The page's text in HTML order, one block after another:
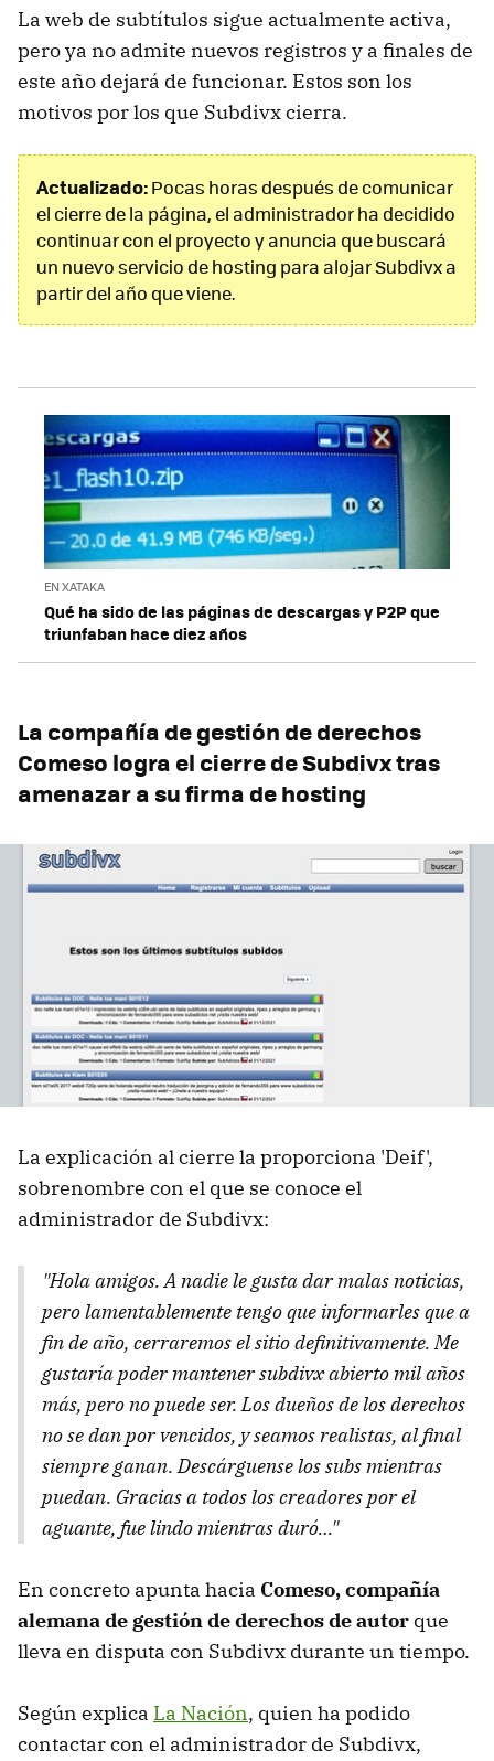
La web de subtítulos sigue actualmente activa,
pero ya no admite nuevos registros y a finales de
este año dejará de funcionar. Estos son los
motivos por los que Subdivx cierra.
Actualizado:Pocas horas después de comunicar
el cierre de la página, el administrador ha decidido
continuar con el proyecto y anuncia que buscará
un nuevo servicio de hosting para alojar Subdivx a
partir del año que viene.
EN XATAKA
Qué ha sido de las páginas de descargas y P2P que
triunfaban hace diez años
La compañía de gestión de derechos
Comeso logra el cierre de Subdivx tras
amenazar a su firma de hosting
La explicación al cierre la proporciona 'Deif',
sobrenombre con el que se conoce el
administrador de Subdivx:
"Hola amigos. A nadie le gusta dar malas noticias,
pero lamentablemente tengo que informarles que a
fin de año, cerraremos el sitio definitivamente. Me
gustaría poder mantener subdivx abierto mil años
más, pero no puede ser. Los dueños de los derechos
no se dan por vencidos, y seamos realistas, al final
siempre ganan. Descárguense los subs mientras
puedan. Gracias a todos los creadores por el
aguante, fue lindo mientras duró…"
En concreto apunta hacia Comeso, compañía
alemana de gestión de derechos de autor que
lleva en disputa con Subdivx durante un tiempo.
Según explica La Nación, quien ha podido
contactar con el administrador de Subdivx,